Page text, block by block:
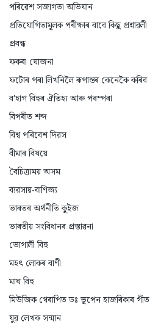
পৰিৱেশ সজাগতা অভিযান
প্ৰতিযোগিতামূলক পৰীক্ষাৰ বাবে কিছু প্ৰশ্নাৱলী
প্ৰবন্ধ
ফকৰা যোজনা
ফটোৰ পৰা লিখনিলৈ ৰূপান্তৰ কেনেকৈ কৰিব
ব'হাগ বিহুৰ ঐতিহ্য আৰু পৰম্পৰা
বিপৰীত শব্দ
বিশ্ব পৰিবেশ দিৱস
বীমাৰ বিষয়ে
বৈচিত্ৰ্যময় অসম
ব্যৱসায়-বাণিজ্য
ভাৰতৰ অৰ্থনীতি কুইজ
ভাৰতীয় সংবিধানৰ প্ৰস্তাৱনা
ভোগালী বিহু
মহৎ লোকৰ বাণী
মাঘ বিহু
মিউজিক থেৰাপিত ডঃ ভূপেন হাজৰিকাৰ গীত
যুৱ লেখক সন্মান